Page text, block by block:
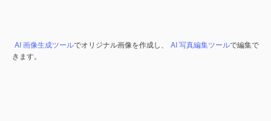
AI 画像生成ツールでオリジナル画像を作成し、 AI 写真編集ツールで編集で
きます。